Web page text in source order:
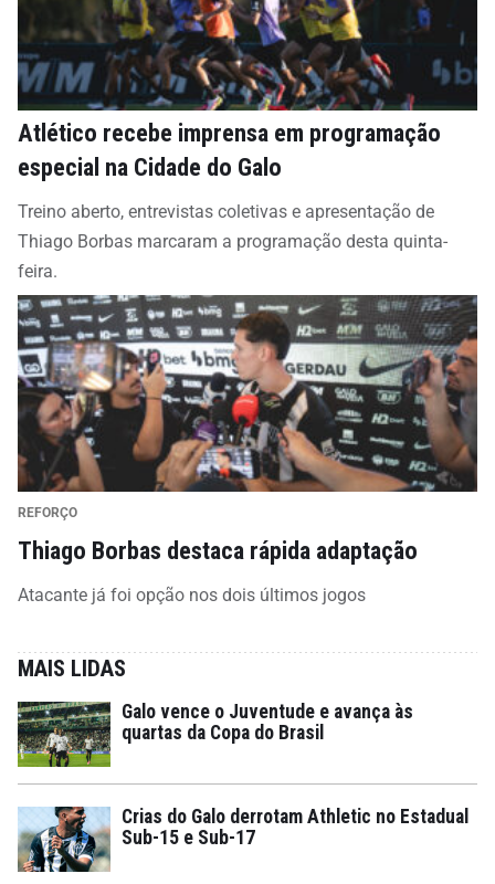
Atlético recebe imprensa em programação
especial na Cidade do Galo
Treino aberto, entrevistas coletivas e apresentação de
Thiago Borbas marcaram a programação desta quinta-
feira.
REFORÇO
Thiago Borbas destaca rápida adaptação
Atacante já foi opção nos dois últimos jogos
MAIS LIDAS
Galo vence o Juventude e avança às
quartas da Copa do Brasil
Crias do Galo derrotam Athletic no Estadual
Sub-15 e Sub-17